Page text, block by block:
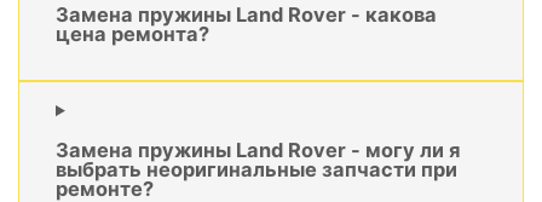
Замена пружины Land Rover - какова
цена ремонта?
Замена пружины Land Rover - могу ли я
выбрать неоригинальные запчасти при
ремонте?